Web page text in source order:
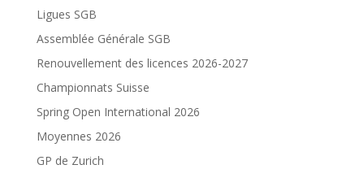
Ligues SGB
Assemblée Générale SGB
Renouvellement des licences 2026-2027
Championnats Suisse
Spring Open International 2026
Moyennes 2026
GP de Zurich